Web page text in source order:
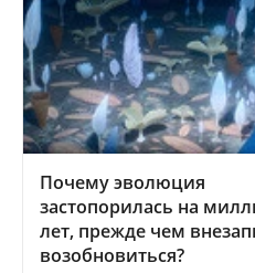
Почему эволюция
застопорилась на
лет, прежде чем
возобновиться?